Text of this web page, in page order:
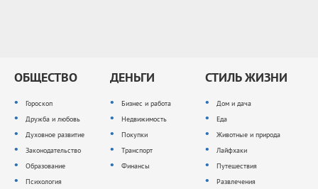
ОБЩЕСТВО
Гороскоп
Дружба и любовь
Духовное развитие
Законодательство
Образование
Психология
ДЕНЬГИ
Бизнес и работа
Недвижимость
Покупки
Транспорт
Финансы
СТИЛЬ ЖИЗНИ
Дом и дача
Еда
Животные и природа
Лайфхаки
Путешествия
Развлечения